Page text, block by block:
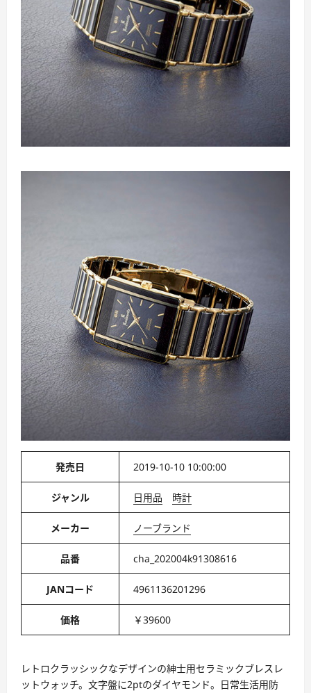
発売日 2019-10-10 10:00:00
ジャンル 日用品 時計
メーカー ノーブランド
品番 cha_202004k91308616
JANコード 4961136201296
価格 ￥39600
レトロクラッシックなデザインの紳士用セラミックブレスレ
ットウォッチ。文字盤に2ptのダイヤモンド。日常生活用防